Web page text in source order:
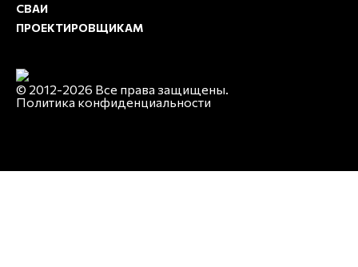
СВАИ
ПРОЕКТИРОВЩИКАМ
© 2012-2026 Все права защищены.
Политика конфиденциальности